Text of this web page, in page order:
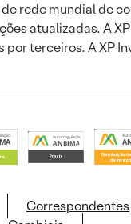
rede mundial de
atualizadas. A
terceiros. A XP
Correspondentes